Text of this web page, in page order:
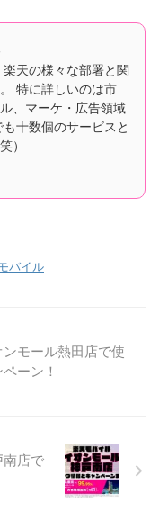
天の様々な部署と関
特に詳しいのは市
、マーケ・広告領域
十数個のサービスと
）
バイル
ンモール熱田店で使
ーン！
南店で